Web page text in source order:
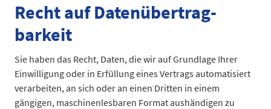
Recht auf Daten­übertrag­
barkeit
Sie haben das Recht, Daten, die wir auf Grundlage Ihrer
Einwilligung oder in Erfüllung eines Vertrags automatisiert
verarbeiten, an sich oder an einen Dritten in einem
gängigen, maschinenlesbaren Format aushändigen zu